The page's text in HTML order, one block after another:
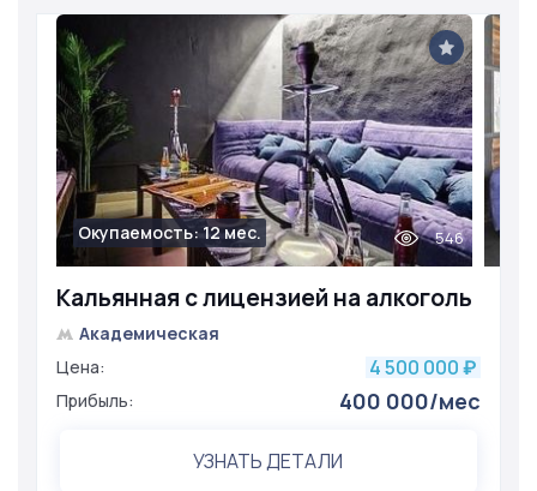
Кальянная с лицензией на алкоголь
Окупаемость: 12 мес. 546
Академическая
Цена:
4 500 000 ₽
Прибыль: 400 000/мес
УЗНАТЬ ДЕТАЛИ